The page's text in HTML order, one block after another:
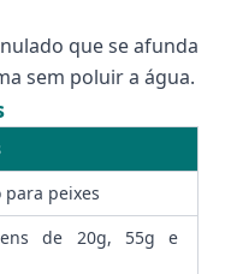
que se afunda
sem poluir a água.
peixes
de 20g, 55g e